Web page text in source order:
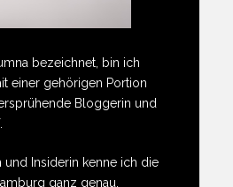
bezeichnet, bin ich
einer gehörigen Portion
Bloggerin und
und Insiderin kenne ich die
ganz genau.